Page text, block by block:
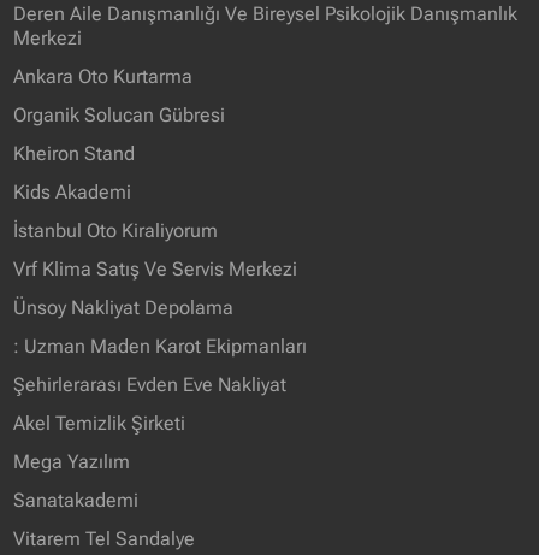
Deren Aile Danışmanlığı Ve Bireysel Psikolojik Danışmanlık
Merkezi
Ankara Oto Kurtarma
Organik Solucan Gübresi
Kheiron Stand
Kids Akademi
İstanbul Oto Kiraliyorum
Vrf Klima Satış Ve Servis Merkezi
Ünsoy Nakliyat Depolama
: Uzman Maden Karot Ekipmanları
Şehirlerarası Evden Eve Nakliyat
Akel Temizlik Şirketi
Mega Yazılım
Sanatakademi
Vitarem Tel Sandalye